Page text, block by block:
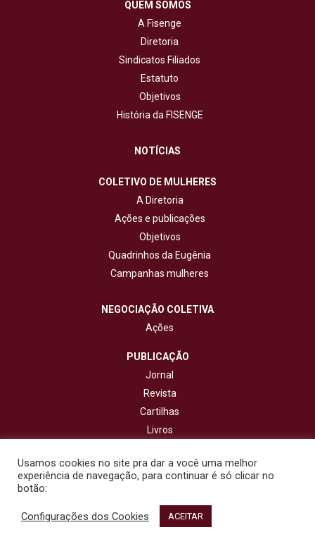
QUEM SOMOS
A Fisenge
Diretoria
Sindicatos Filiados
Estatuto
Objetivos
História da FISENGE
NOTÍCIAS
COLETIVO DE MULHERES
A Diretoria
Ações e publicações
Objetivos
Quadrinhos da Eugênia
Campanhas mulheres
NEGOCIAÇÃO COLETIVA
Ações
PUBLICAÇÃO
Jornal
Revista
Cartilhas
Livros
CONTATO
© 2020 - Fisenge - Federação Interestadual de Sindicatos de
Engenheiros. Todos os direitos reservados. Design por
Usamos cookies no site pra dar a você uma melhor
experiência de navegação, para continuar é só clicar no
botão:
Configurações dos Cookies ACEITAR